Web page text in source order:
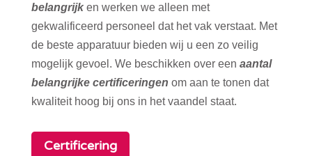
belangrijk en werken we alleen met
gekwalificeerd personeel dat het vak verstaat. Met
de beste apparatuur bieden wij u een zo veilig
mogelijk gevoel. We beschikken over een aantal
belangrijke certificeringen om aan te tonen dat
kwaliteit hoog bij ons in het vaandel staat.
Certificering